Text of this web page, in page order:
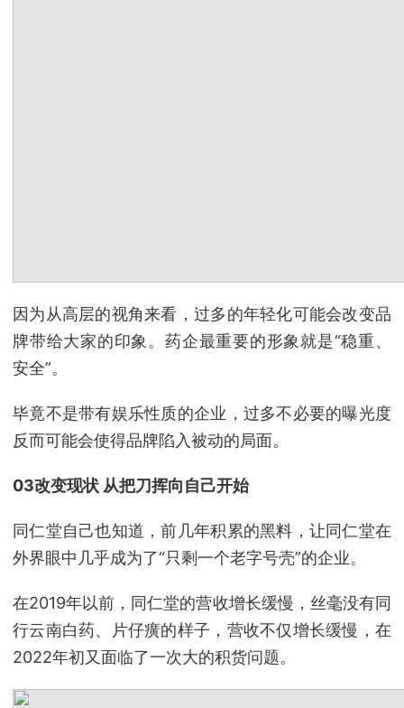
因为从高层的视角来看，过多的年轻化可能会改变品
牌带给大家的印象。药企最重要的形象就是“稳重、
安全”。
毕竟不是带有娱乐性质的企业，过多不必要的曝光度
反而可能会使得品牌陷入被动的局面。
03改变现状 从把刀挥向自己开始
同仁堂自己也知道，前几年积累的黑料，让同仁堂在
外界眼中几乎成为了“只剩一个老字号壳”的企业。
在2019年以前，同仁堂的营收增长缓慢，丝毫没有同
行云南白药、片仔癀的样子，营收不仅增长缓慢，在
2022年初又面临了一次大的积货问题。